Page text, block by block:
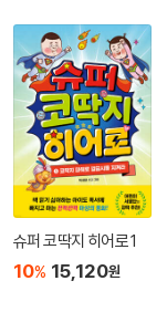
슈퍼 코딱지 히어로 1
10% 15,120원